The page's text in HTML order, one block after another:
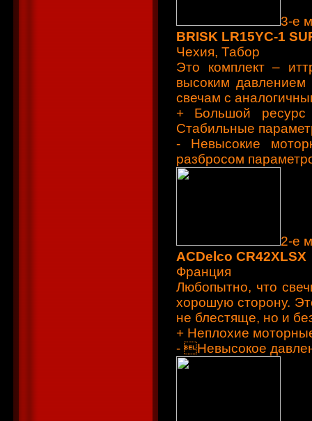
3-е
BRISK LR15YC-1
Чехия, Табор
Это комплект –
высоким давлением
свечам с
+ Большой ресурс
Стабильные
- Невысокие
разбросом
2-е
ACDelco CR42XLSX
Франция
Любопытно, что
хорошую сторону.
не блестяще, но и
+ Неплохие
- Невысокое